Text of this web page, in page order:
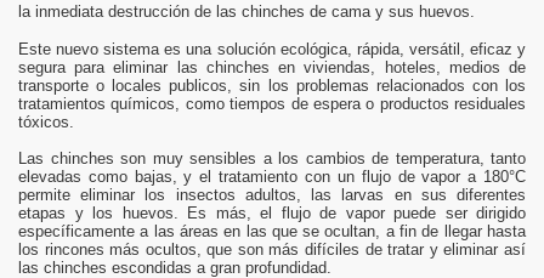
la inmediata destrucción de las chinches de cama y sus huevos.
Este nuevo sistema es una solución ecológica, rápida, versátil, eficaz y
segura para eliminar las chinches en viviendas, hoteles, medios de
transporte o locales publicos, sin los problemas relacionados con los
tratamientos químicos, como tiempos de espera o productos residuales
tóxicos.
Las chinches son muy sensibles a los cambios de temperatura, tanto
elevadas como bajas, y el tratamiento con un flujo de vapor a 180°C
permite eliminar los insectos adultos, las larvas en sus diferentes
etapas y los huevos. Es más, el flujo de vapor puede ser dirigido
específicamente a las áreas en las que se ocultan, a fin de llegar hasta
los rincones más ocultos, que son más difíciles de tratar y eliminar así
las chinches escondidas a gran profundidad.